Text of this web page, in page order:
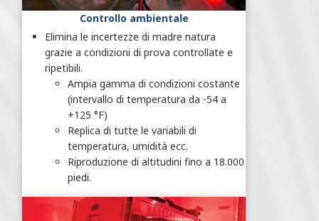
Controllo ambientale
Elimina le incertezze di madre natura
grazie a condizioni di prova controllate e
ripetibili.
Ampia gamma di condizioni costante
(intervallo di temperatura da -54 a
+125 °F)
Replica di tutte le variabili di
temperatura, umidità ecc.
Riproduzione di altitudini fino a 18.000
piedi.